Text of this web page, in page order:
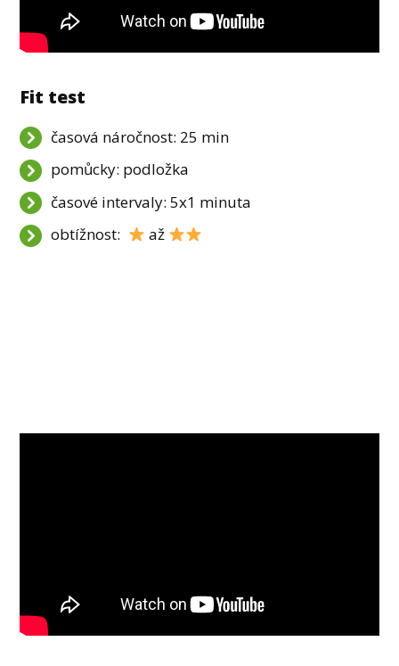
Fit test
časová náročnost: 25 min
pomůcky: podložka
časové intervaly: 5x1 minuta
obtížnost:
až